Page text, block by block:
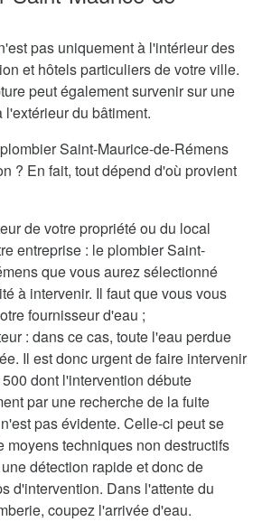
pas uniquement à l'intérieur des
et hôtels particuliers de votre ville.
peut également survenir sur une
du bâtiment.
Saint-Maurice-de-Rémens
? En fait, tout dépend d'où provient
de votre propriété ou du local
entreprise : le plombier Saint-
que vous aurez sélectionné
à intervenir. Il faut que vous vous
fournisseur d'eau ;
: dans ce cas, toute l'eau perdue
Il est donc urgent de faire intervenir
dont l'intervention débute
par une recherche de la fuite
pas évidente. Celle-ci peut se
moyens techniques non destructifs
détection rapide et donc de
d'intervention. Dans l'attente du
coupez l'arrivée d'eau.